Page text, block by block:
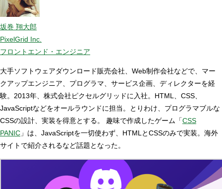
坂巻 翔大郎
PixelGrid Inc.
フロントエンド・エンジニア
大手ソフトウェアダウンロード販売会社、Web制作会社などで、マー
クアップエンジニア、プログラマ、サービス企画、ディレクターを経
験。2013年、株式会社ピクセルグリッドに入社。HTML、CSS、
JavaScriptなどをオールラウンドに担当。とりわけ、プログラマブルな
CSSの設計、実装を得意とする。 趣味で作成したゲーム「CSS
PANIC 」は、JavaScriptを一切使わず、HTMLとCSSのみで実装。海外
サイトで紹介されるなど話題となった。